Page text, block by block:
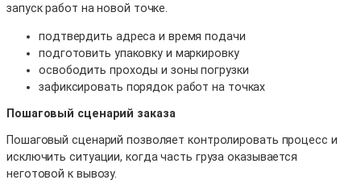
запуск работ на новой точке.
подтвердить адреса и время подачи
подготовить упаковку и маркировку
освободить проходы и зоны погрузки
зафиксировать порядок работ на точках
Пошаговый сценарий заказа
Пошаговый сценарий позволяет контролировать процесс и
исключить ситуации, когда часть груза оказывается
неготовой к вывозу.